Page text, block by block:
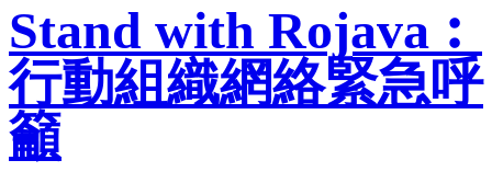
Stand with Rojava︰
行動組織網絡緊急呼
籲